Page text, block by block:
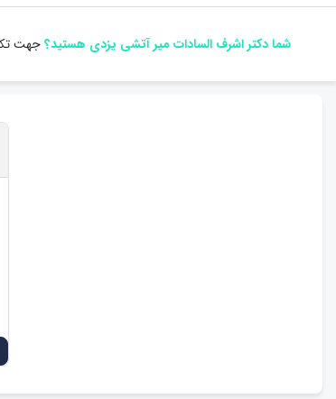
شما دکتر اشرف السادات میر آتشی یزدی هستید؟جهت